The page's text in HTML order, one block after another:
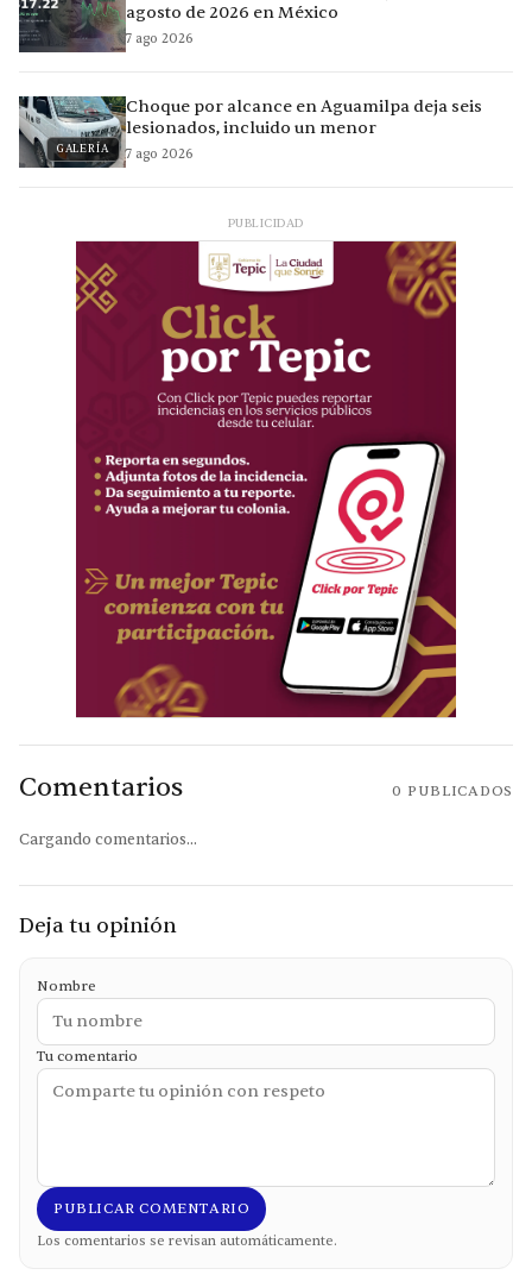
agosto de 2026 en México
7 ago 2026
GALERÍA
Choque por alcance en Aguamilpa deja seis
lesionados, incluido un menor
7 ago 2026
PUBLICIDAD
Comentarios 0 PUBLICADOS
Cargando comentarios...
Deja tu opinión
Nombre
Tu comentario
PUBLICAR COMENTARIO
Los comentarios se revisan automáticamente.